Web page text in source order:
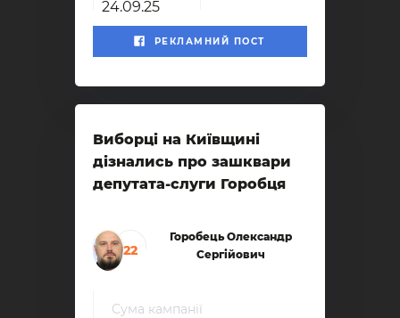
24.09.25
РЕКЛАМНИЙ ПОСТ
Виборці на Київщині
дізнались про зашквари
депутата-слуги Горобця
22
Горобець Олександр
Сергійович
Сума кампанії